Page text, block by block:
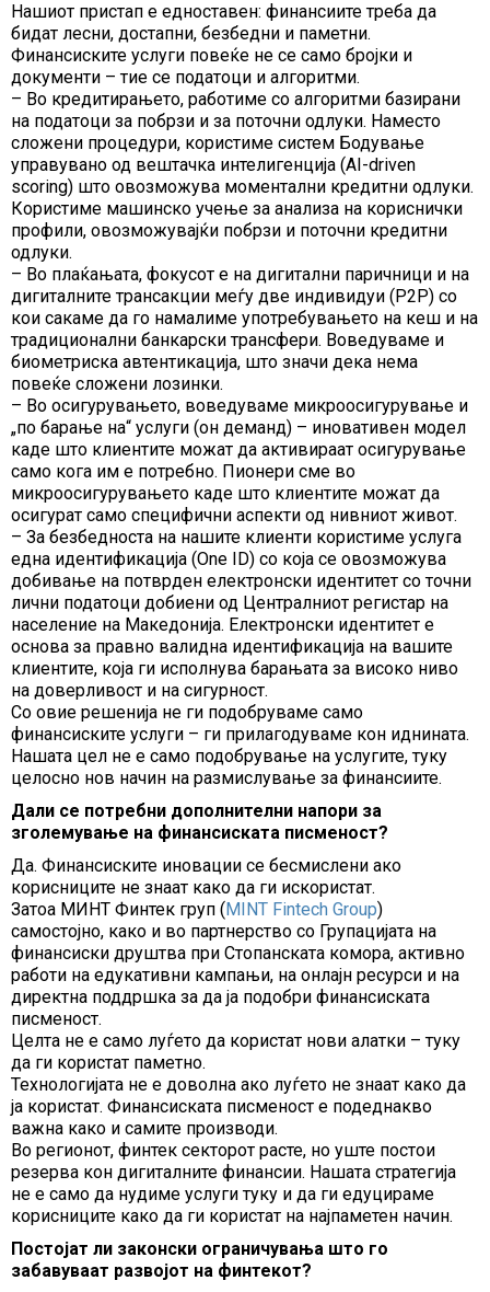
Нашиот пристап е едноставен: финансиите треба да
бидат лесни, достапни, безбедни и паметни.
Финансиските услуги повеќе не се само бројки и
документи – тие се податоци и алгоритми.
– Во кредитирањето, работиме со алгоритми базирани
на податоци за побрзи и за поточни одлуки. Наместо
сложени процедури, користиме систем Бодување
управувано од вештачка интелигенција (AI-driven
scoring) што овозможува моментални кредитни одлуки.
Користиме машинско учење за анализа на кориснички
профили, овозможувајќи побрзи и поточни кредитни
одлуки.
– Во плаќањата, фокусот е на дигитални паричници и на
дигиталните трансакции меѓу две индивидуи (P2P) со
кои сакаме да го намалиме употребувањето на кеш и на
традиционални банкарски трансфери. Воведуваме и
биометриска автентикација, што значи дека нема
повеќе сложени лозинки.
– Во осигурувањето, воведуваме микроосигурување и
„по барање на“ услуги (он деманд) – иновативен модел
каде што клиентите можат да активираат осигурување
само кога им е потребно. Пионери сме во
микроосигурувањето каде што клиентите можат да
осигурат само специфични аспекти од нивниот живот.
– За безбедноста на нашите клиенти користиме услуга
една идентификација (One ID) со која се овозможува
добивање на потврден електронски идентитет со точни
лични податоци добиени од Централниот регистар на
население на Македонија. Електронски идентитет е
основа за правно валидна идентификација на вашите
клиентите, која ги исполнува барањата за високо ниво
на доверливост и на сигурност.
Со овие решенија не ги подобруваме само
финансиските услуги – ги прилагодуваме кон иднината.
Нашата цел не е само подобрување на услугите, туку
целосно нов начин на размислување за финансиите.
Дали се потребни дополнителни напори за
зголемување на финансиската писменост?
Да. Финансиските иновации се бесмислени ако
корисниците не знаат како да ги искористат.
Затоа МИНТ Финтек груп ( MINT Fintech Group)
самостојно, како и во партнерство со Групацијата на
финансиски друштва при Стопанската комора, активно
работи на едукативни кампањи, на онлајн ресурси и на
директна поддршка за да ја подобри финансиската
писменост.
Целта не е само луѓето да користат нови алатки – туку
да ги користат паметно.
Технологијата не е доволна ако луѓето не знаат како да
ја користат. Финансиската писменост е подеднакво
важна како и самите производи.
Во регионот, финтек секторот расте, но уште постои
резерва кон дигиталните финансии. Нашата стратегија
не е само да нудиме услуги туку и да ги едуцираме
корисниците како да ги користат на најпаметен начин.
Постојат ли законски ограничувања што го
забавуваат развојот на финтекот?